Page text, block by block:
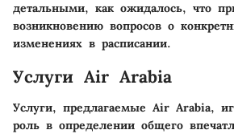
детальными, как ожидалось, что
возникновению вопросов о
изменениях в расписании.
Услуги Air Arabia
Услуги, предлагаемые Air Arabia,
роль в определении общего